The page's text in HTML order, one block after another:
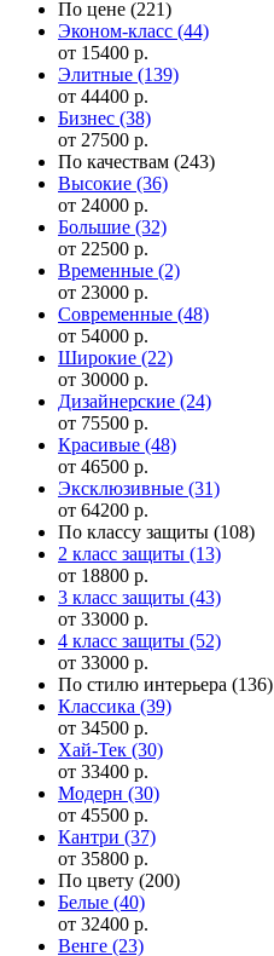
По цене (221)
Эконом-класс (44)
от 15400 р.
Элитные (139)
от 44400 р.
Бизнес (38)
от 27500 р.
По качествам (243)
Высокие (36)
от 24000 р.
Большие (32)
от 22500 р.
Временные (2)
от 23000 р.
Современные (48)
от 54000 р.
Широкие (22)
от 30000 р.
Дизайнерские (24)
от 75500 р.
Красивые (48)
от 46500 р.
Эксклюзивные (31)
от 64200 р.
По классу защиты (108)
2 класс защиты (13)
от 18800 р.
3 класс защиты (43)
от 33000 р.
4 класс защиты (52)
от 33000 р.
По стилю интерьера (136)
Классика (39)
от 34500 р.
Хай-Тек (30)
от 33400 р.
Модерн (30)
от 45500 р.
Кантри (37)
от 35800 р.
По цвету (200)
Белые (40)
от 32400 р.
Венге (23)